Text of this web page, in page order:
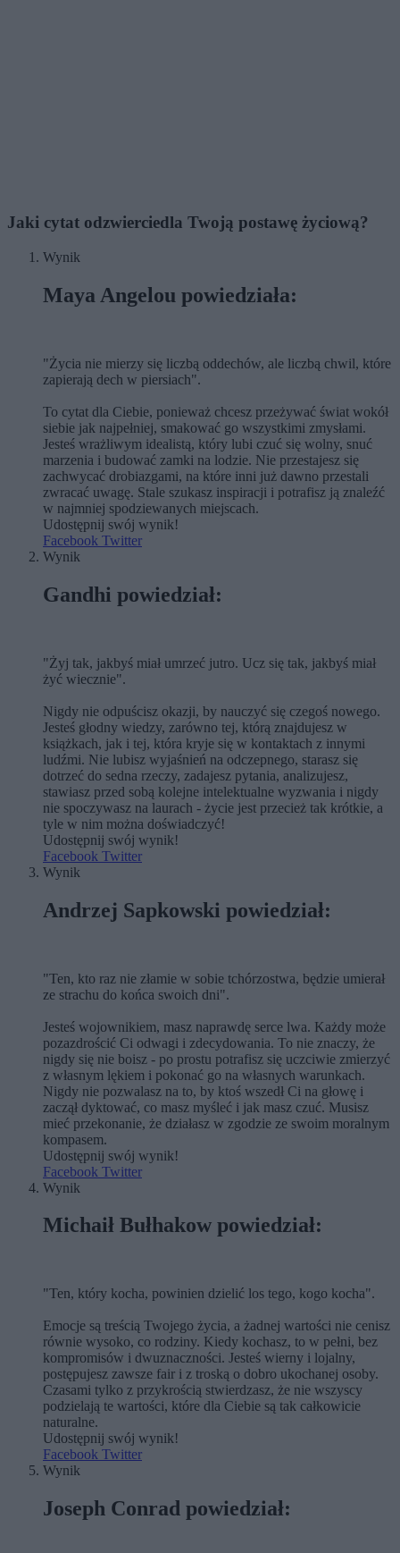
Jaki cytat odzwierciedla Twoją postawę życiową?
Wynik
Maya Angelou powiedziała:
"Życia nie mierzy się liczbą oddechów, ale liczbą chwil, które
zapierają dech w piersiach".
To cytat dla Ciebie, ponieważ chcesz przeżywać świat wokół
siebie jak najpełniej, smakować go wszystkimi zmysłami.
Jesteś wrażliwym idealistą, który lubi czuć się wolny, snuć
marzenia i budować zamki na lodzie. Nie przestajesz się
zachwycać drobiazgami, na które inni już dawno przestali
zwracać uwagę. Stale szukasz inspiracji i potrafisz ją znaleźć
w najmniej spodziewanych miejscach.
Udostępnij swój wynik!
Facebook Twitter
Wynik
Gandhi powiedział:
"Żyj tak, jakbyś miał umrzeć jutro. Ucz się tak, jakbyś miał
żyć wiecznie".
Nigdy nie odpuścisz okazji, by nauczyć się czegoś nowego.
Jesteś głodny wiedzy, zarówno tej, którą znajdujesz w
książkach, jak i tej, która kryje się w kontaktach z innymi
ludźmi. Nie lubisz wyjaśnień na odczepnego, starasz się
dotrzeć do sedna rzeczy, zadajesz pytania, analizujesz,
stawiasz przed sobą kolejne intelektualne wyzwania i nigdy
nie spoczywasz na laurach - życie jest przecież tak krótkie, a
tyle w nim można doświadczyć!
Udostępnij swój wynik!
Facebook Twitter
Wynik
Andrzej Sapkowski powiedział:
"Ten, kto raz nie złamie w sobie tchórzostwa, będzie umierał
ze strachu do końca swoich dni".
Jesteś wojownikiem, masz naprawdę serce lwa. Każdy może
pozazdrościć Ci odwagi i zdecydowania. To nie znaczy, że
nigdy się nie boisz - po prostu potrafisz się uczciwie zmierzyć
z własnym lękiem i pokonać go na własnych warunkach.
Nigdy nie pozwalasz na to, by ktoś wszedł Ci na głowę i
zaczął dyktować, co masz myśleć i jak masz czuć. Musisz
mieć przekonanie, że działasz w zgodzie ze swoim moralnym
kompasem.
Udostępnij swój wynik!
Facebook Twitter
Wynik
Michaił Bułhakow powiedział:
"Ten, który kocha, powinien dzielić los tego, kogo kocha".
Emocje są treścią Twojego życia, a żadnej wartości nie cenisz
równie wysoko, co rodziny. Kiedy kochasz, to w pełni, bez
kompromisów i dwuznaczności. Jesteś wierny i lojalny,
postępujesz zawsze fair i z troską o dobro ukochanej osoby.
Czasami tylko z przykrością stwierdzasz, że nie wszyscy
podzielają te wartości, które dla Ciebie są tak całkowicie
naturalne.
Udostępnij swój wynik!
Facebook Twitter
Wynik
Joseph Conrad powiedział: